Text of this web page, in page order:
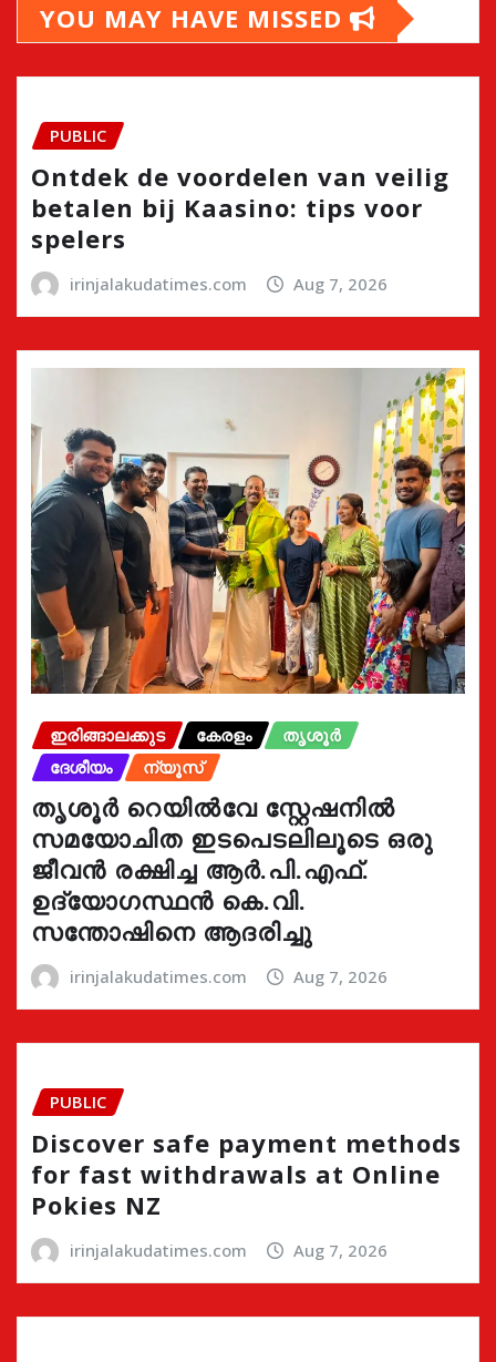
YOU MAY HAVE MISSED
PUBLIC
Ontdek de voordelen van veilig
betalen bij Kaasino: tips voor
spelers
irinjalakudatimes.com Aug 7, 2026
ഇരിങ്ങാലക്കുട കേരളം
തൃശൂർ
ദേശീയം
ന്യൂസ്
തൃശൂർ റെയിൽവേ സ്റ്റേഷനിൽ
സമയോചിത ഇടപെടലിലൂടെ ഒരു
ജീവൻ രക്ഷിച്ച ആർ.പി.എഫ്.
ഉദ്യോഗസ്ഥൻ കെ.വി.
സന്തോഷിനെ ആദരിച്ചു
irinjalakudatimes.com Aug 7, 2026
PUBLIC
Discover safe payment methods
for fast withdrawals at Online
Pokies NZ
irinjalakudatimes.com Aug 7, 2026